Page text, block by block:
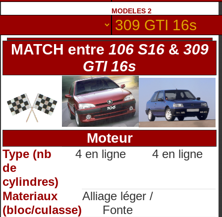
MODELES 2
MATCH entre 106 S16& 309
GTI 16s
Moteur
Type (nb
de
cylindres)
4 en ligne 4 en ligne
Materiaux
(bloc/culasse)
Alliage léger /
Fonte